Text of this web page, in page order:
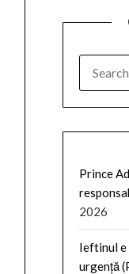
FOR:
Prince
2026
Ieftinul e
urgență